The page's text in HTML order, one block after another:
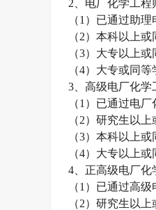
2 、电厂化学工程
（1 ）已通过助理
（2）本科以上或
（3）大专以上或
（4）大专或同等
3 、高级电厂化学
（1 ）已通过电厂
（2）研究生以上
（3）本科以上或
（4）大专以上或
4 、正高级电厂化
（1 ）已通过高级
（2）研究生以上